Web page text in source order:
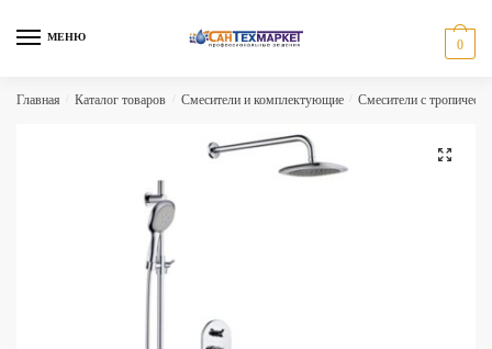
МЕНЮ
0
Главная Каталог товаров Смесители и комплектующие Смесители с
🔍